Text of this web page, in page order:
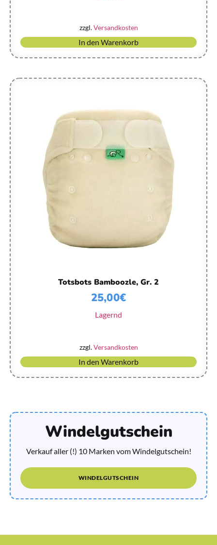
zzgl.Versandkosten
In den Warenkorb
Totsbots Bamboozle, Gr. 2
25,00€
Lagernd
zzgl.Versandkosten
In den Warenkorb
Windelgutschein
Verkauf aller (!) 10 Marken vom Windelgutschein!
WINDELGUTSCHEIN